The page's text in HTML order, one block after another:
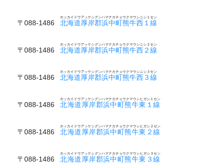
〒088-1486 北海道厚岸郡浜中町熊牛西１線
ホッカイドウアッケシグンハマナカチョウクマウシニシ１セン
〒088-1486 北海道厚岸郡浜中町熊牛西２線
ホッカイドウアッケシグンハマナカチョウクマウシニシ２セン
〒088-1486 北海道厚岸郡浜中町熊牛西３線
ホッカイドウアッケシグンハマナカチョウクマウシニシ３セン
〒088-1486 北海道厚岸郡浜中町熊牛東１線
ホッカイドウアッケシグンハマナカチョウクマウシヒガシ１セン
〒088-1486 北海道厚岸郡浜中町熊牛東２線
ホッカイドウアッケシグンハマナカチョウクマウシヒガシ２セン
〒088-1486 北海道厚岸郡浜中町熊牛東３線
ホッカイドウアッケシグンハマナカチョウクマウシヒガシ３セン